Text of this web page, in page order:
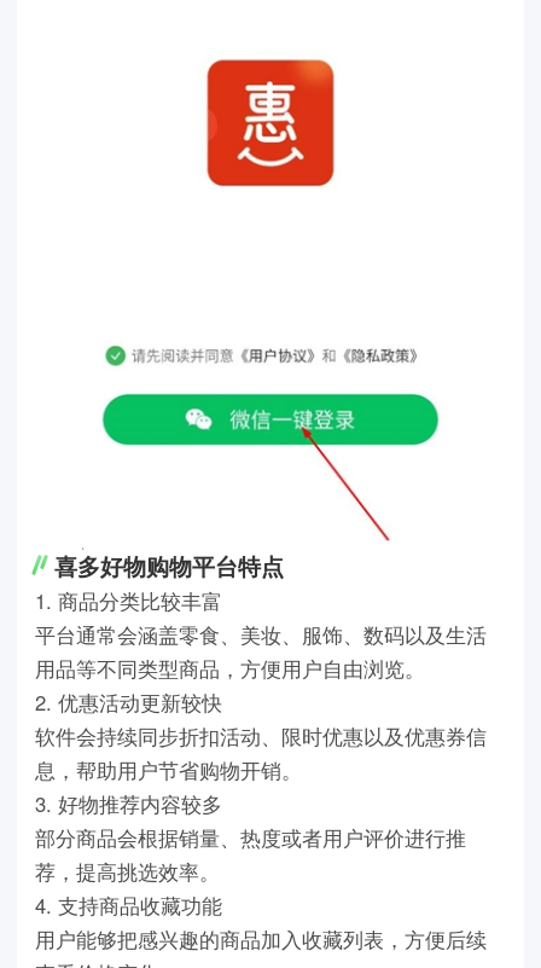
喜多好物购物平台特点
1. 商品分类比较丰富
平台通常会涵盖零食、美妆、服饰、数码以及生活
用品等不同类型商品，方便用户自由浏览。
2. 优惠活动更新较快
软件会持续同步折扣活动、限时优惠以及优惠券信
息，帮助用户节省购物开销。
3. 好物推荐内容较多
部分商品会根据销量、热度或者用户评价进行推
荐，提高挑选效率。
4. 支持商品收藏功能
用户能够把感兴趣的商品加入收藏列表，方便后续